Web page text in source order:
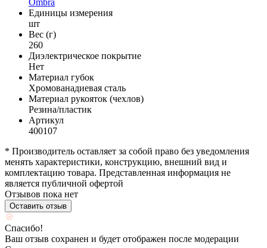
Единицы измерения
шт
Вес (г)
260
Диэлектрическое покрытие
Нет
Материал губок
Хромованадиевая сталь
Материал рукояток (чехлов)
Резина/пластик
Артикул
400107
* Производитель оставляет за собой право без уведомления
менять характеристики, конструкцию, внешний вид и
комплектацию товара. Представленная информация не
является публичной офертой
Отзывов пока нет
Оставить отзыв
Спасибо!
Ваш отзыв сохранен и будет отображен после модерации